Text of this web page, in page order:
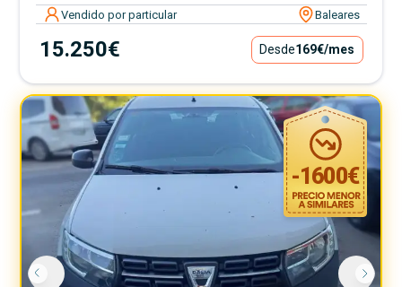
Vendido por particular Baleares
15.250€ Desde169€/mes
-1600€